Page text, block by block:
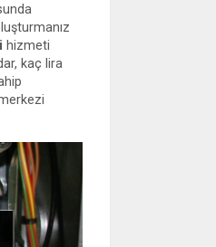
hizmeti
kaç lira